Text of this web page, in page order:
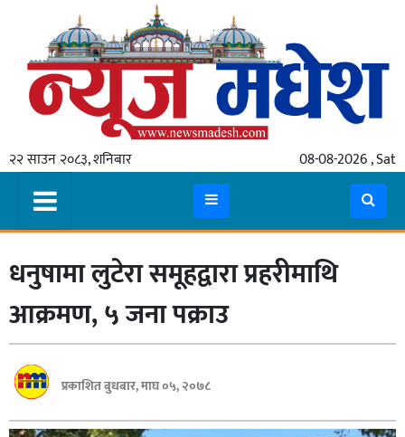
२२ साउन २०८३, शनिबार 08-08-2026 , Sat
गृहपृष्ठ
स्थानीय
प्रदेश
मधेश
प्रदेश
लुम्बिनी
गण्डकी
बागमती
धनुषामा लुटेरा समूहद्वारा प्रहरीमाथि
आक्रमण, ५ जना पक्राउ
प्रकाशित बुधबार, माघ ०५, २०७८